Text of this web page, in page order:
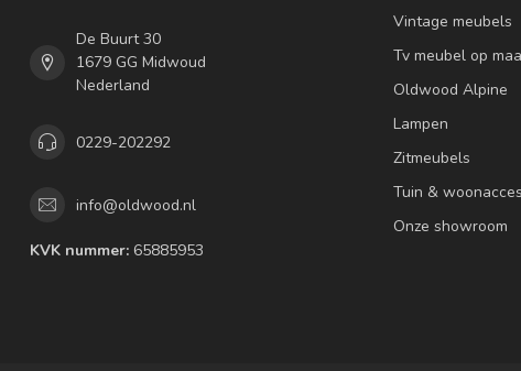
De Buurt 30
1679 GG Midwoud
Nederland
0229-202292
info@oldwood.nl
KVK nummer: 65885953
Vintage meubels
Tv meubel op
Oldwood Alpine
Lampen
Zitmeubels
Tuin &
Onze showroom